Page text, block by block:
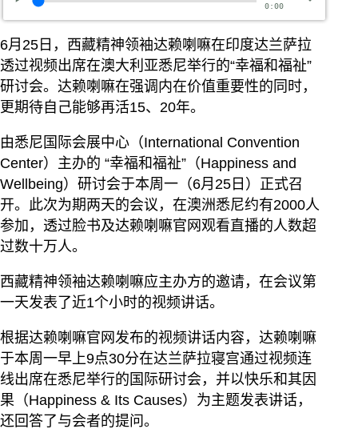
0:00
6月25日，西藏精神领袖达赖喇嘛在印度达兰萨拉
透过视频出席在澳大利亚悉尼举行的“幸福和福祉”
研讨会。达赖喇嘛在强调内在价值重要性的同时，
更期待自己能够再活15、20年。
由悉尼国际会展中心（International Convention
Center）主办的 “幸福和福祉”（Happiness and
Wellbeing）研讨会于本周一（6月25日）正式召
开。此次为期两天的会议，在澳洲悉尼约有2000人
参加，透过脸书及达赖喇嘛官网观看直播的人数超
过数十万人。
西藏精神领袖达赖喇嘛应主办方的邀请，在会议第
一天发表了近1个小时的视频讲话。
根据达赖喇嘛官网发布的视频讲话内容，达赖喇嘛
于本周一早上9点30分在达兰萨拉寝宫通过视频连
线出席在悉尼举行的国际研讨会，并以快乐和其因
果（Happiness & Its Causes）为主题发表讲话，
还回答了与会者的提问。